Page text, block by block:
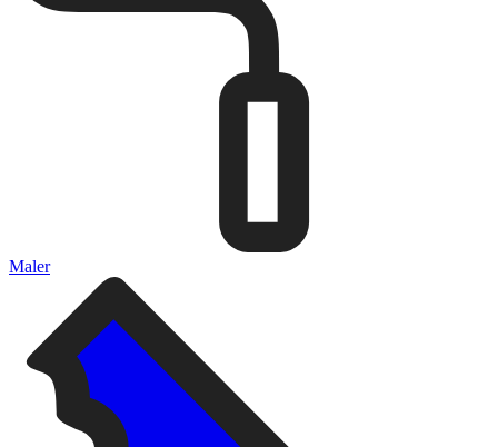
Maler